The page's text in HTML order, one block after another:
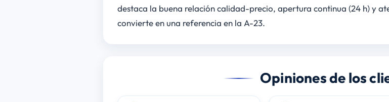
destaca la buena relación calidad-precio, apertura continua (24 h) y
convierte en una referencia en la A-23.
Opiniones de los